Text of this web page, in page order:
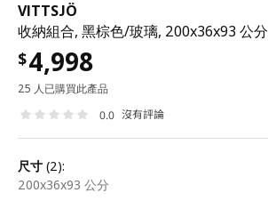
VITTSJÖ
收納組合, 黑棕色/玻璃, 200x36x93 公分
$4,998
25 人已購買此產品
0.0 沒有評論
尺寸 (2):
200x36x93 公分